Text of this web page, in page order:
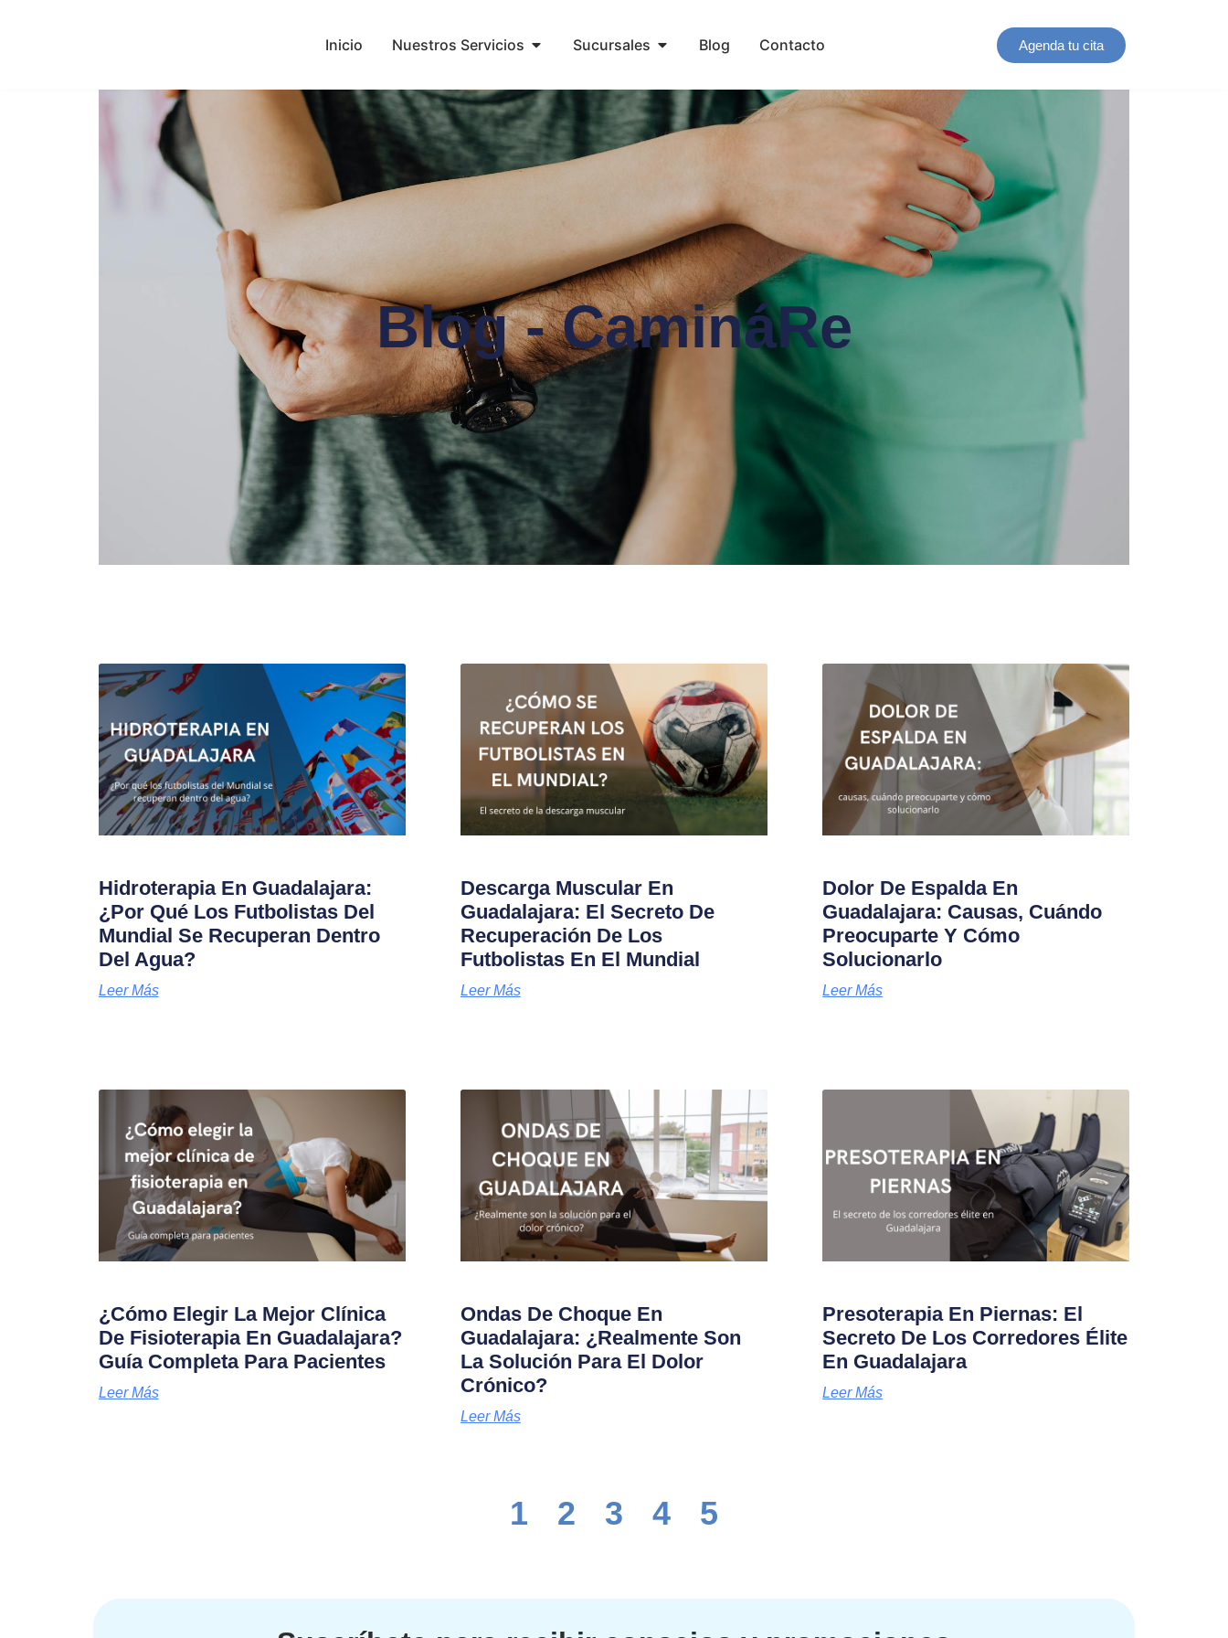
Inicio Nuestros Servicios Sucursales Blog Contacto Agenda tu cita
Blog - CamináRe
Hidroterapia En Guadalajara:
¿Por Qué Los Futbolistas Del
Mundial Se Recuperan Dentro
Del Agua?
Leer Más
Descarga Muscular En
Guadalajara: El Secreto De
Recuperación De Los
Futbolistas En El Mundial
Leer Más
Dolor De Espalda En
Guadalajara: Causas, Cuándo
Preocuparte Y Cómo
Solucionarlo
Leer Más
¿Cómo Elegir La Mejor Clínica
De Fisioterapia En Guadalajara?
Guía Completa Para Pacientes
Leer Más
Ondas De Choque En
Guadalajara: ¿Realmente Son
La Solución Para El Dolor
Crónico?
Leer Más
Presoterapia En Piernas: El
Secreto De Los Corredores Élite
En Guadalajara
Leer Más
1 2 3 4 5